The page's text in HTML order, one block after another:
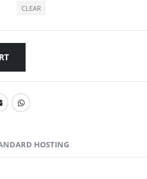
CLEAR
HOSTING